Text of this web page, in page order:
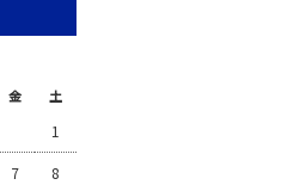
金 土
1
7 8